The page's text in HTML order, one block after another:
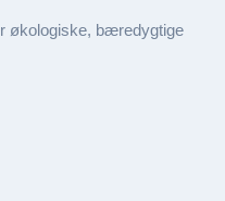
økologiske, bæredygtige